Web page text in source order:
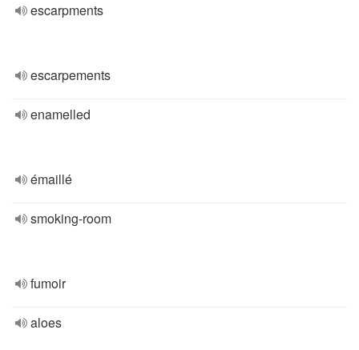
escarpments
escarpements
enamelled
émaillé
smoking-room
fumoir
aloes